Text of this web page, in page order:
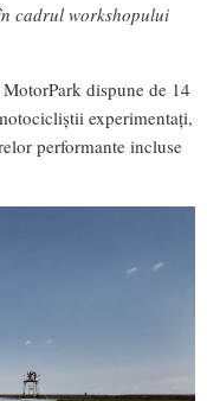
cadrul workshopului
dispune de 14
experimentați,
performante incluse